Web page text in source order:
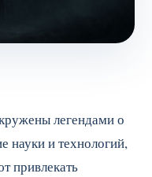
легендами о
науки и технологий,
привлекать